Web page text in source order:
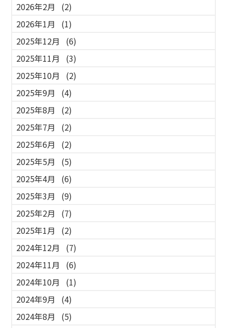
2026年2月
(2)
2026年1月
(1)
2025年12月
(6)
2025年11月
(3)
2025年10月
(2)
2025年9月
(4)
2025年8月
(2)
2025年7月
(2)
2025年6月
(2)
2025年5月
(5)
2025年4月
(6)
2025年3月
(9)
2025年2月
(7)
2025年1月
(2)
2024年12月
(7)
2024年11月
(6)
2024年10月
(1)
2024年9月
(4)
2024年8月
(5)